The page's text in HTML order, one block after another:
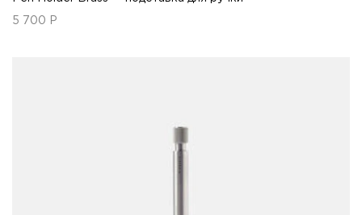
5 700 Р